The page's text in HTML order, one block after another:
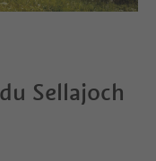
Sellajoch